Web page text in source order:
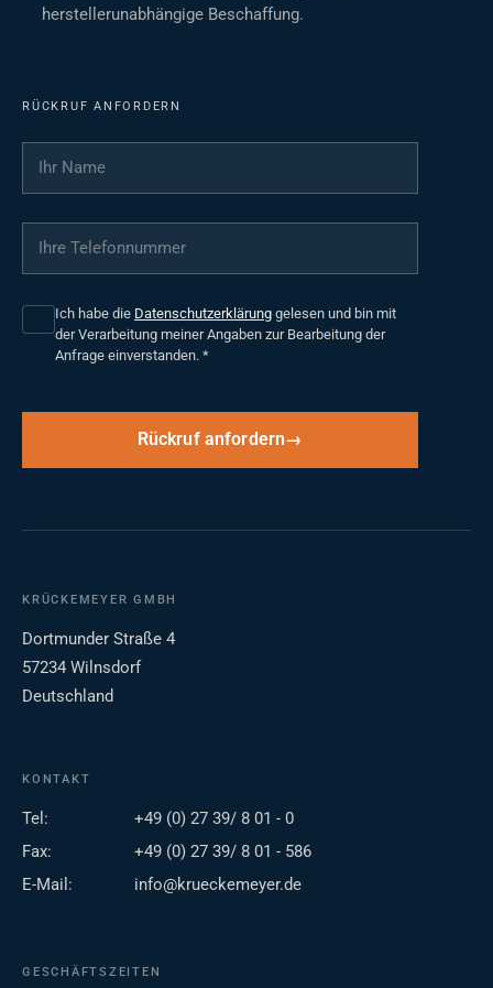
herstellerunabhängige Beschaffung.
RÜCKRUF ANFORDERN
Ihr Name
Ihre Telefonnummer
Ich habe die Datenschutzerklärung gelesen und bin mit
der Verarbeitung meiner Angaben zur Bearbeitung der
Anfrage einverstanden. *
Rückruf anfordern
KRÜCKEMEYER GMBH
Dortmunder Straße 4
57234 Wilnsdorf
Deutschland
KONTAKT
Tel:
+49 (0) 27 39/ 8 01 - 0
Fax:
+49 (0) 27 39/ 8 01 - 586
E-Mail:
info@krueckemeyer.de
GESCHÄFTSZEITEN